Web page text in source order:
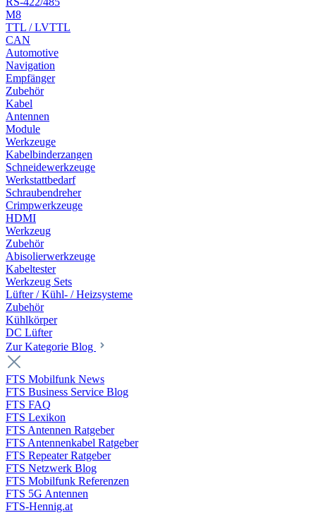
M8
TTL / LVTTL
CAN
Automotive
Navigation
Empfänger
Zubehör
Kabel
Antennen
Module
Werkzeuge
Kabelbinderzangen
Schneidewerkzeuge
Werkstattbedarf
Schraubendreher
Crimpwerkzeuge
HDMI
Werkzeug
Zubehör
Abisolierwerkzeuge
Kabeltester
Werkzeug Sets
Lüfter / Kühl- / Heizsysteme
Zubehör
Kühlkörper
DC Lüfter
Zur Kategorie Blog
FTS Mobilfunk News
FTS Business Service Blog
FTS FAQ
FTS Lexikon
FTS Antennen Ratgeber
FTS Antennenkabel Ratgeber
FTS Repeater Ratgeber
FTS Netzwerk Blog
FTS Mobilfunk Referenzen
FTS 5G Antennen
FTS-Hennig.at